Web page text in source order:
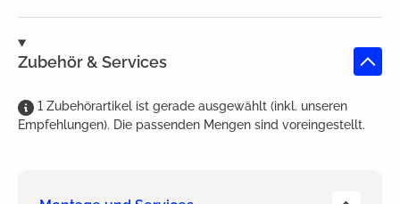
Zubehör & Services
1 Zubehörartikel ist gerade ausgewählt (inkl. unseren
Empfehlungen). Die passenden Mengen sind voreingestellt.